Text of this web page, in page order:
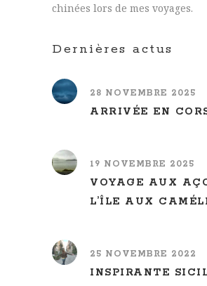
chinées lors de mes voyages.
Dernières actus
28 NOVEMBRE 2025
ARRIVÉE EN
19 NOVEMBRE 2025
VOYAGE AUX
L’ÎLE AUX
25 NOVEMBRE 2022
INSPIRANTE